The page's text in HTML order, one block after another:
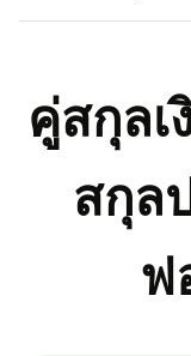
คู่สกุล
สกุล
ฟ